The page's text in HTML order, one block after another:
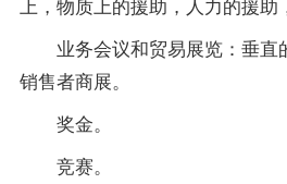
业务会议和贸易展览：垂直
销售者商展。
奖金。
竞赛。